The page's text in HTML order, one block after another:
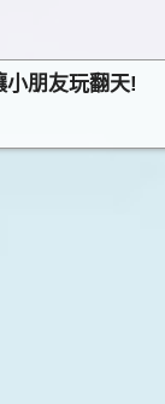
小朋友玩翻天!